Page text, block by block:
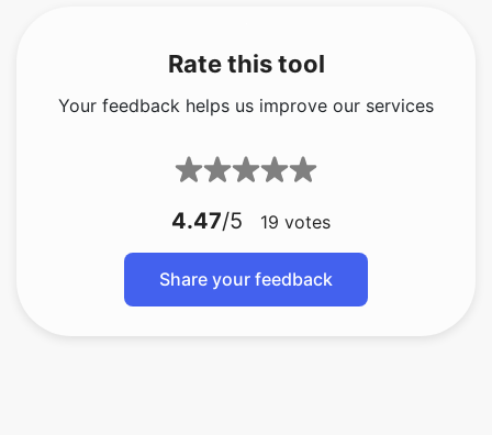
Rate this tool
Your feedback helps us improve our services
4.47/5 19 votes
Share your feedback